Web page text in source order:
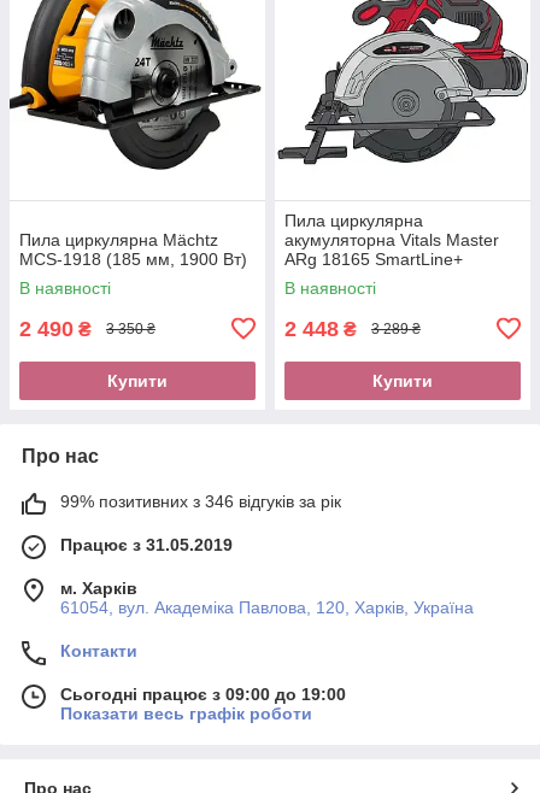
Пила циркулярна Mächtz
MCS-1918 (185 мм, 1900 Вт)
В наявності
2 490 ₴ 3 350 ₴
Купити
Пила циркулярна
акумуляторна Vitals Master
ARg 18165 SmartLine+
В наявності
2 448 ₴ 3 289 ₴
Купити
Про нас
99% позитивних з 346 відгуків за рік
Працює з 31.05.2019
м. Харків
61054, вул. Академіка Павлова, 120, Харків, Україна
Контакти
Сьогодні працює з 09:00 до 19:00
Показати весь графік роботи
Про нас